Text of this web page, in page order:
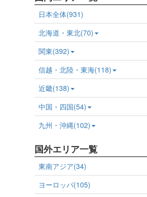
日本全体(931)
北海道・東北(70)
関東(392)
信越・北陸・東海(118)
近畿(138)
中国・四国(54)
九州・沖縄(102)
国外エリア一覧
東南アジア(34)
ヨーロッパ(105)